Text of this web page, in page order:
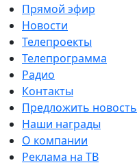
Прямой эфир
Новости
Телепроекты
Телепрограмма
Радио
Контакты
Предложить новость
Наши награды
О компании
Реклама на ТВ